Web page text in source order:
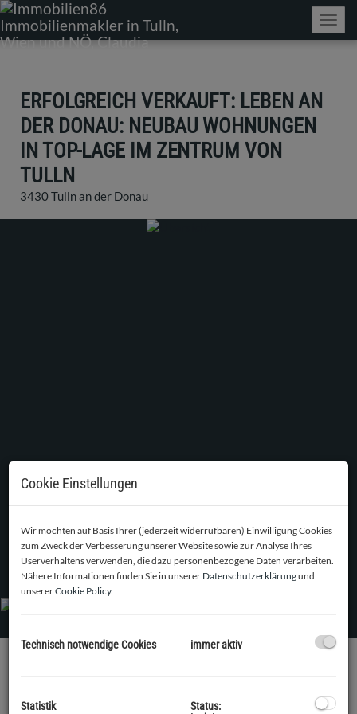
ERFOLGREICH VERKAUFT: LEBEN AN
DER DONAU: NEUBAU WOHNUNGEN
IN TOP-LAGE IM ZENTRUM VON
TULLN
3430 Tulln an der Donau
Übersicht
Cookie Einstellungen
Wir möchten auf Basis Ihrer (jederzeit widerrufbaren) Einwilligung Cookies
zum Zweck der Verbesserung unserer Website sowie zur Analyse Ihres
Userverhaltens verwenden, die dazu personenbezogene Daten verarbeiten.
Nähere Informationen finden Sie in unserer Datenschutzerklärungund
unsererCookie Policy.
Technisch notwendige Cookies immer aktiv
Statistik
Status: